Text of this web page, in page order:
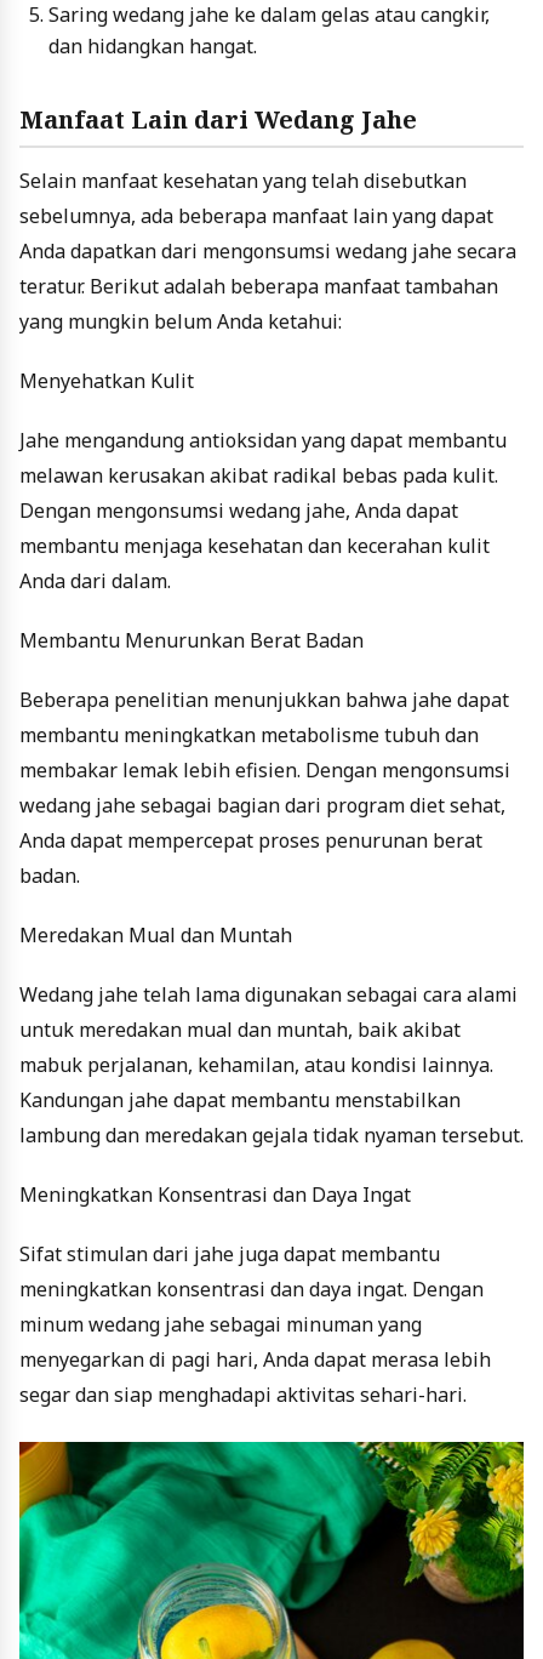
Saring wedang jahe ke dalam gelas atau cangkir,
dan hidangkan hangat.
Manfaat Lain dari Wedang Jahe
Selain manfaat kesehatan yang telah disebutkan
sebelumnya, ada beberapa manfaat lain yang dapat
Anda dapatkan dari mengonsumsi wedang jahe secara
teratur. Berikut adalah beberapa manfaat tambahan
yang mungkin belum Anda ketahui:
Menyehatkan Kulit
Jahe mengandung antioksidan yang dapat membantu
melawan kerusakan akibat radikal bebas pada kulit.
Dengan mengonsumsi wedang jahe, Anda dapat
membantu menjaga kesehatan dan kecerahan kulit
Anda dari dalam.
Membantu Menurunkan Berat Badan
Beberapa penelitian menunjukkan bahwa jahe dapat
membantu meningkatkan metabolisme tubuh dan
membakar lemak lebih efisien. Dengan mengonsumsi
wedang jahe sebagai bagian dari program diet sehat,
Anda dapat mempercepat proses penurunan berat
badan.
Meredakan Mual dan Muntah
Wedang jahe telah lama digunakan sebagai cara alami
untuk meredakan mual dan muntah, baik akibat
mabuk perjalanan, kehamilan, atau kondisi lainnya.
Kandungan jahe dapat membantu menstabilkan
lambung dan meredakan gejala tidak nyaman tersebut.
Meningkatkan Konsentrasi dan Daya Ingat
Sifat stimulan dari jahe juga dapat membantu
meningkatkan konsentrasi dan daya ingat. Dengan
minum wedang jahe sebagai minuman yang
menyegarkan di pagi hari, Anda dapat merasa lebih
segar dan siap menghadapi aktivitas sehari-hari.